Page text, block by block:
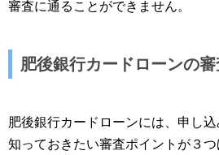
審査に通ることができません。
肥後銀行カードローンの審
肥後銀行カードローンには、申し
知っておきたい審査ポイントが３つ